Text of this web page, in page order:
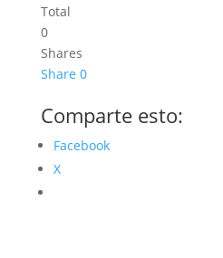
Total
0
Shares
Share 0
Comparte esto:
Facebook
X